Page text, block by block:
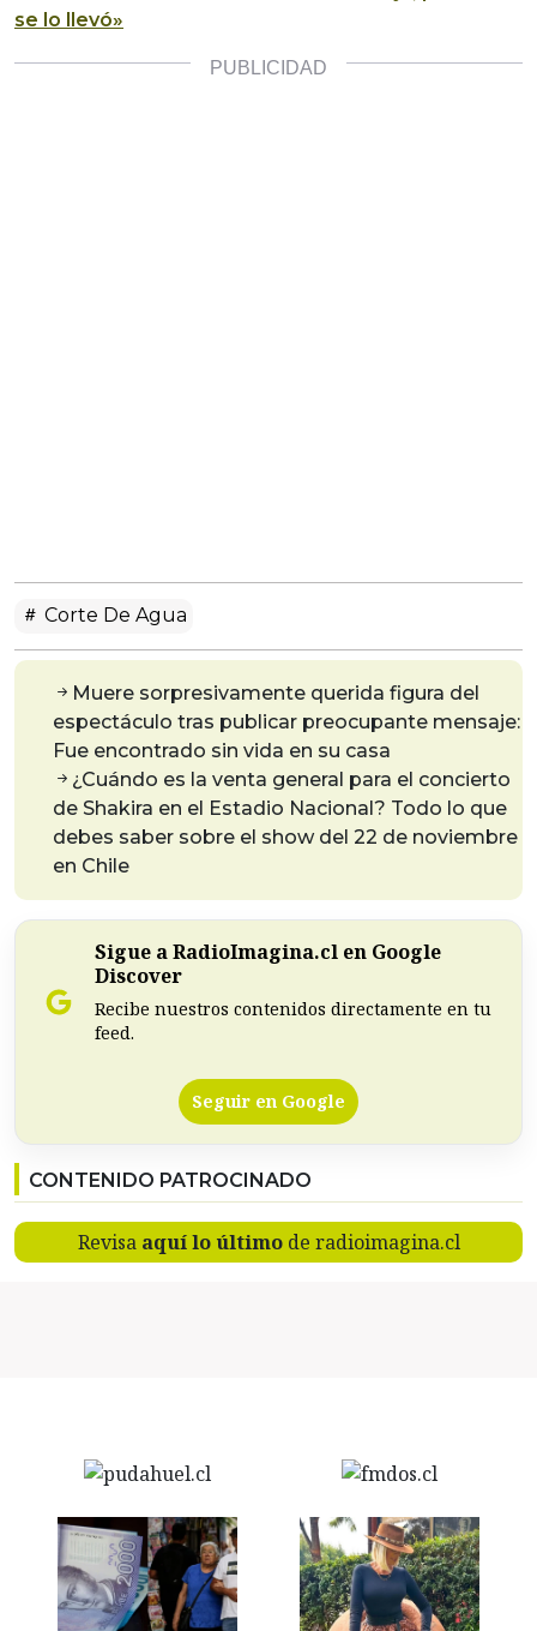
se lo llevó»
Corte De Agua
Muere sorpresivamente querida figura del
espectáculo tras publicar preocupante mensaje:
Fue encontrado sin vida en su casa
¿Cuándo es la venta general para el concierto
de Shakira en el Estadio Nacional? Todo lo que
debes saber sobre el show del 22 de noviembre
en Chile
Sigue a RadioImagina.cl en Google
Discover
Recibe nuestros contenidos directamente en tu
feed.
Seguir en Google
CONTENIDO PATROCINADO
Revisa aquí lo últimode radioimagina.cl